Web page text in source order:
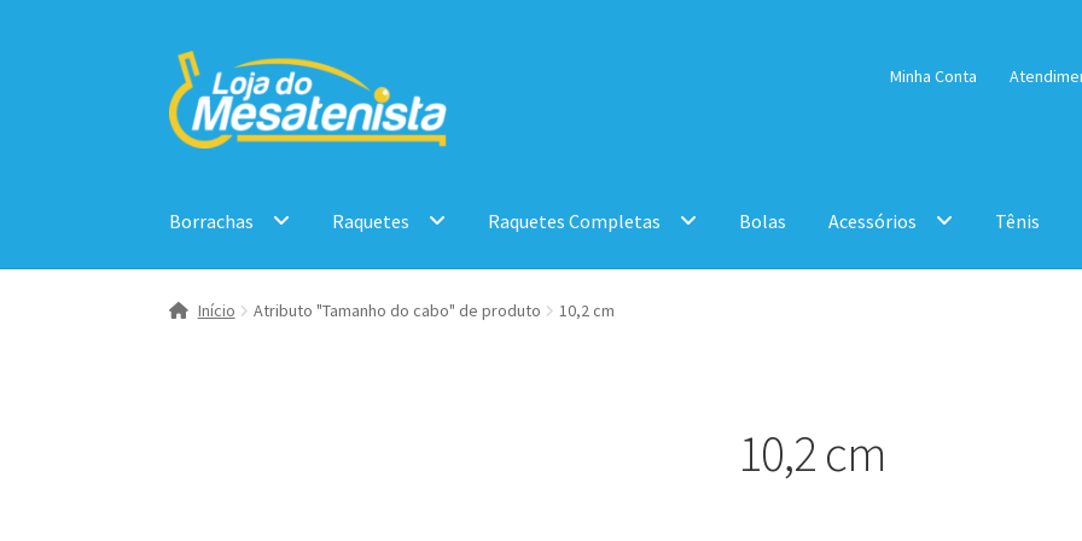
Pular
para
navegação
Pular
para
o
conteúdo
Minha Conta
Borrachas Raquetes Raquetes Completas Bolas Acessórios Tênis
Início Atributo "Tamanho do cabo" de produto 10,2 cm
10,2 cm